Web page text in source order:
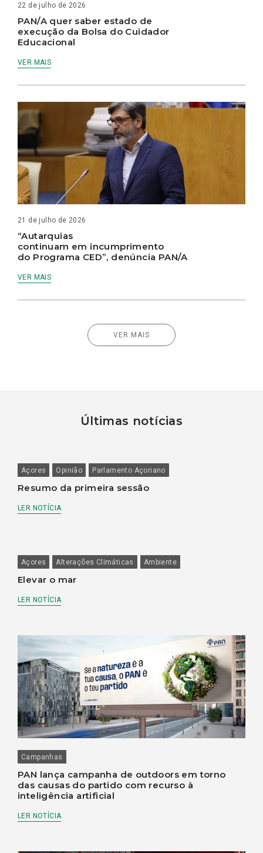
22 de julho de 2026
PAN/A quer saber estado de
execução da Bolsa do Cuidador
Educacional
VER MAIS
21 de julho de 2026
“Autarquias
continuam em incumprimento
do Programa CED”, denúncia PAN/A
VER MAIS
VER MAIS
Últimas notícias
Açores Opinião Parlamento Açoriano
Resumo da primeira sessão
LER NOTÍCIA
Açores Alterações Climáticas Ambiente
Elevar o mar
LER NOTÍCIA
Campanhas
PAN lança campanha de outdoors em torno
das causas do partido com recurso à
inteligência artificial
LER NOTÍCIA